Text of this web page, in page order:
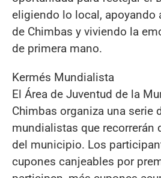
eligiendo lo local, apoyando
de Chimbas y viviendo la
de primera mano.
Kermés Mundialista
El Área de Juventud de la
Chimbas organiza una serie
mundialistas que recorrerán
del municipio. Los
cupones canjeables por